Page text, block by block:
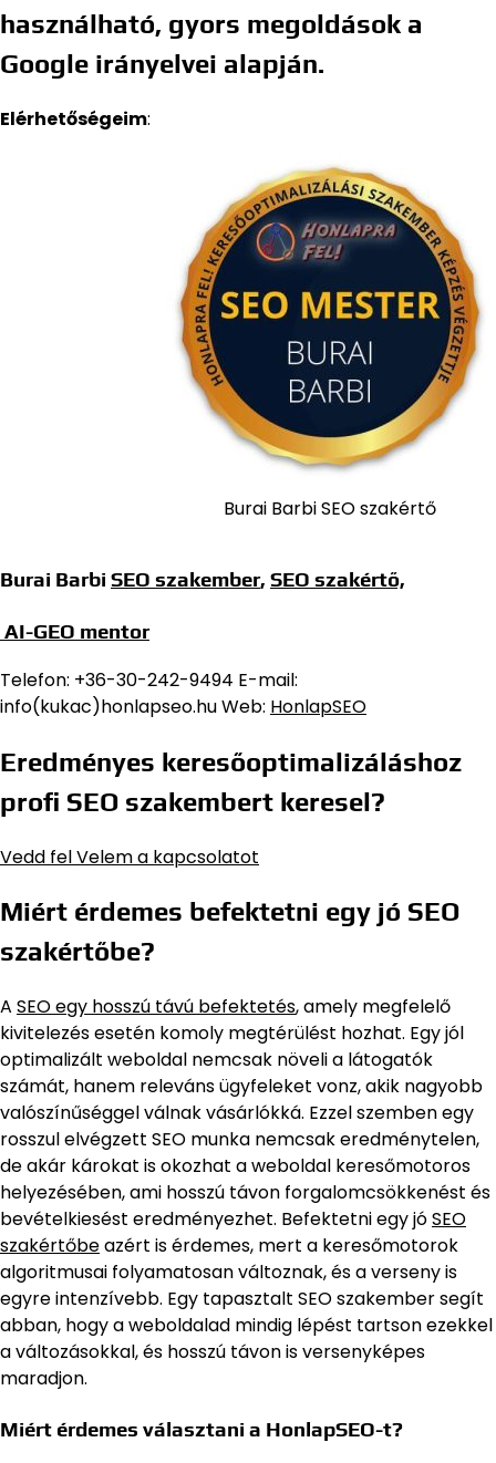
használható, gyors megoldások a
Google irányelvei alapján.
Elérhetőségeim:
Burai Barbi SEO szakértő
Burai Barbi SEO szakember, SEO szakértő,
AI-GEO mentor
Telefon: +36-30-242-9494 E-mail:
info(kukac)honlapseo.hu Web: HonlapSEO
Eredményes keresőoptimalizáláshoz
profi SEO szakembert keresel?
Vedd fel Velem a kapcsolatot
Miért érdemes befektetni egy jó SEO
szakértőbe?
A SEO egy hosszú távú befektetés, amely megfelelő
kivitelezés esetén komoly megtérülést hozhat. Egy jól
optimalizált weboldal nemcsak növeli a látogatók
számát, hanem releváns ügyfeleket vonz, akik nagyobb
valószínűséggel válnak vásárlókká. Ezzel szemben egy
rosszul elvégzett SEO munka nemcsak eredménytelen,
de akár károkat is okozhat a weboldal keresőmotoros
helyezésében, ami hosszú távon forgalomcsökkenést és
bevételkiesést eredményezhet. Befektetni egy jóSEO
szakértőbeazért is érdemes, mert a keresőmotorok
algoritmusai folyamatosan változnak, és a verseny is
egyre intenzívebb. Egy tapasztalt SEO szakember segít
abban, hogy a weboldalad mindig lépést tartson ezekkel
a változásokkal, és hosszú távon is versenyképes
maradjon.
Miért érdemes választani a HonlapSEO-t?